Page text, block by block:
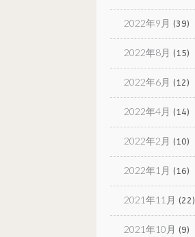
2022年9月 (39)
2022年8月 (15)
2022年6月 (12)
2022年4月 (14)
2022年2月 (10)
2022年1月 (16)
2021年11月 (22)
2021年10月 (9)